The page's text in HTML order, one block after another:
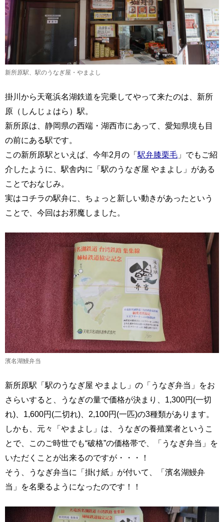
新所原駅、駅のうなぎ屋・やまよし
掛川から天竜浜名湖鉄道を完乗してやって来たのは、新所
原（しんじょはら）駅。
新所原は、静岡県の西端・湖西市にあって、愛知県境も目
の前にある駅です。
この新所原駅といえば、今年2月の「駅弁膝栗毛 」でもご紹
介したように、駅舎内に「駅のうなぎ屋 やまよし」がある
ことでおなじみ。
実はコチラの駅弁に、ちょっと新しい動きがあったという
ことで、今回はお邪魔しました。
濱名湖鰻弁当
新所原駅「駅のうなぎ屋 やまよし」の「うなぎ弁当」をお
さらいすると、うなぎの量で価格が決まり、1,300円(一切
れ)、1,600円(二切れ)、2,100円(一匹)の3種類があります。
しかも、元々「やまよし」は、うなぎの養殖業者というこ
とで、このご時世でも“破格”の価格帯で、「うなぎ弁当」を
いただくことが出来るのですが・・・！
そう、うなぎ弁当に「掛け紙」が付いて、「濱名湖鰻弁
当」を名乗るようになったのです！！